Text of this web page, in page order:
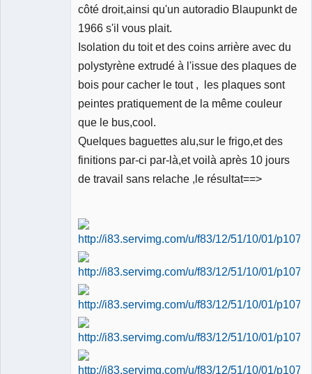
côté droit,ainsi qu'un autoradio Blaupunkt de
1966 s'il vous plait.
Isolation du toit et des coins arrière avec du
polystyrène extrudé à l'issue des plaques de
bois pour cacher le tout , les plaques sont
peintes pratiquement de la même couleur
que le bus,cool.
Quelques baguettes alu,sur le frigo,et des
finitions par-ci par-là,et voilà après 10 jours
de travail sans relache ,le résultat==>